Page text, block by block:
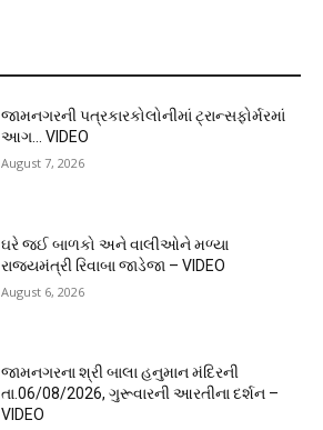
જામનગરની પત્રકારકોલોનીમાં ટ્રાન્સફોર્મરમાં
આગ… VIDEO
August 7, 2026
ઘરે જઈ બાળકો અને વાલીઓને મળ્યા
રાજ્યમંત્રી રિવાબા જાડેજા – VIDEO
August 6, 2026
જામનગરના શ્રી બાલા હનુમાન મંદિરની
તા.06/08/2026, ગુરૂવારની આરતીના દર્શન –
VIDEO